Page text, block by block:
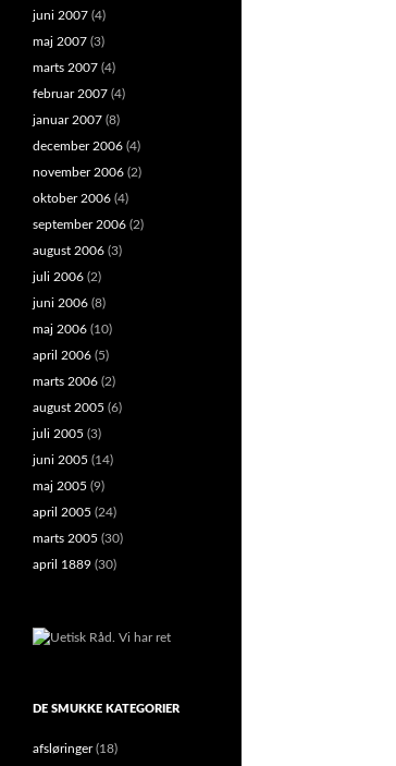
juni 2007 (4)
maj 2007 (3)
marts 2007 (4)
februar 2007 (4)
januar 2007 (8)
december 2006 (4)
november 2006 (2)
oktober 2006 (4)
september 2006 (2)
august 2006 (3)
juli 2006 (2)
juni 2006 (8)
maj 2006 (10)
april 2006 (5)
marts 2006 (2)
august 2005 (6)
juli 2005 (3)
juni 2005 (14)
maj 2005 (9)
april 2005 (24)
marts 2005 (30)
april 1889 (30)
DE SMUKKE KATEGORIER
afsløringer(18)